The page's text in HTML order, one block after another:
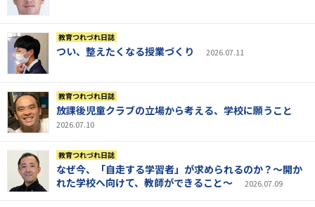
教育つれづれ日誌
つい、整えたくなる授業づくり 2026.07.11
教育つれづれ日誌
放課後児童クラブの立場から考える、学校に願うこと
2026.07.10
教育つれづれ日誌
なぜ今、「自走する学習者」が求められるのか？～開か
れた学校へ向けて、教師ができること～
2026.07.09